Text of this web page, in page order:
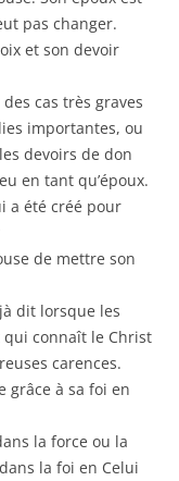
pas changer.
et son devoir
cas très graves
importantes, ou
devoirs de don
en tant qu’époux.
a été créé pour
de mettre son
dit lorsque les
qui connaît le Christ
carences.
grâce à sa foi en
la force ou la
la foi en Celui